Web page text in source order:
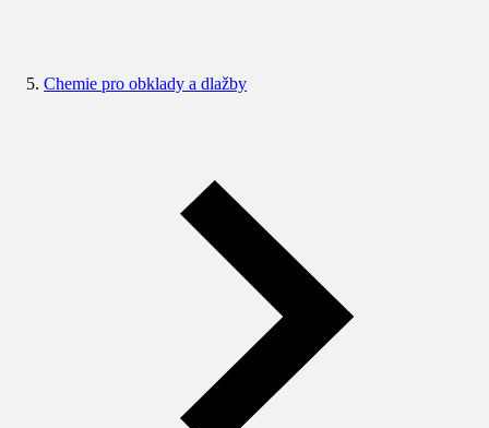
Chemie pro obklady a dlažby